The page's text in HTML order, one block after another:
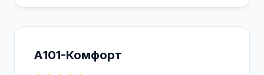
А101-Комфорт